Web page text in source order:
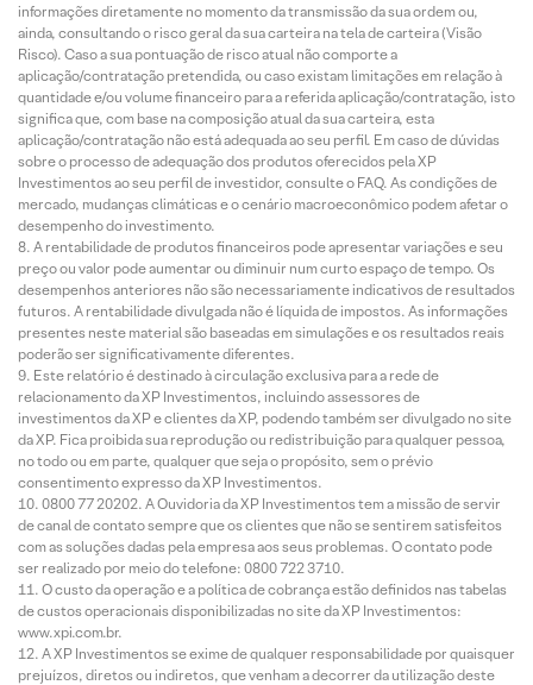
informações diretamente no momento da transmissão da sua ordem ou,
ainda, consultando o risco geral da sua carteira na tela de carteira (Visão
Risco). Caso a sua pontuação de risco atual não comporte a
aplicação/contratação pretendida, ou caso existam limitações em relação à
quantidade e/ou volume financeiro para a referida aplicação/contratação, isto
significa que, com base na composição atual da sua carteira, esta
aplicação/contratação não está adequada ao seu perfil. Em caso de dúvidas
sobre o processo de adequação dos produtos oferecidos pela XP
Investimentos ao seu perfil de investidor, consulte o FAQ. As condições de
mercado, mudanças climáticas e o cenário macroeconômico podem afetar o
desempenho do investimento.
A rentabilidade de produtos financeiros pode apresentar variações e seu
preço ou valor pode aumentar ou diminuir num curto espaço de tempo. Os
desempenhos anteriores não são necessariamente indicativos de resultados
futuros. A rentabilidade divulgada não é líquida de impostos. As informações
presentes neste material são baseadas em simulações e os resultados reais
poderão ser significativamente diferentes.
Este relatório é destinado à circulação exclusiva para a rede de
relacionamento da XP Investimentos, incluindo assessores de
investimentos da XP e clientes da XP, podendo também ser divulgado no site
da XP. Fica proibida sua reprodução ou redistribuição para qualquer pessoa,
no todo ou em parte, qualquer que seja o propósito, sem o prévio
consentimento expresso da XP Investimentos.
0800 77 20202. A Ouvidoria da XP Investimentos tem a missão de servir
de canal de contato sempre que os clientes que não se sentirem satisfeitos
com as soluções dadas pela empresa aos seus problemas. O contato pode
ser realizado por meio do telefone: 0800 722 3710.
O custo da operação e a política de cobrança estão definidos nas tabelas
de custos operacionais disponibilizadas no site da XP Investimentos:
www.xpi.com.br.
A XP Investimentos se exime de qualquer responsabilidade por quaisquer
prejuízos, diretos ou indiretos, que venham a decorrer da utilização deste